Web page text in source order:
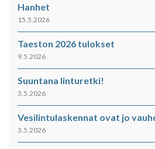
Hanhet
15.5.2026
Taeston 2026 tulokset
9.5.2026
Suuntana linturetki!
3.5.2026
Vesilintulaskennat ovat jo
3.5.2026